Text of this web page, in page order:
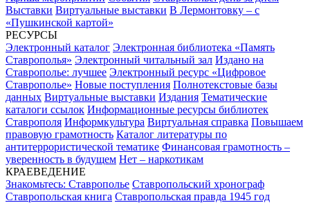
Выставки Виртуальные выставки В Лермонтовку – с
«Пушкинской картой»
РЕСУРСЫ
Электронный каталог Электронная библиотека «Память
Ставрополья» Электронный читальный зал Издано на
Ставрополье: лучшее Электронный ресурс «Цифровое
Ставрополье» Новые поступления Полнотекстовые базы
данных Виртуальные выставки Издания Тематические
каталоги ссылок Информационные ресурсы библиотек
Ставрополя Информкультура Виртуальная справка Повышаем
правовую грамотность Каталог литературы по
антитеррористической тематике Финансовая грамотность –
уверенность в будущем Нет – наркотикам
КРАЕВЕДЕНИЕ
Знакомьтесь: Ставрополье Ставропольский хронограф
Ставропольская книга Ставропольская правда 1945 год